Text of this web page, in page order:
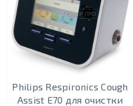
Philips Respironics Cough
Assist E70 для очистки